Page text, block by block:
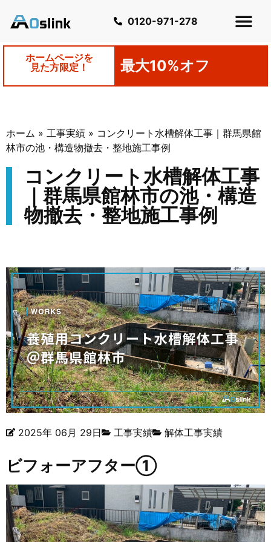
0120-971-278
ホームページを
見た方限定！
最大10%オフ
ホーム » 工事実績 » コンクリート水槽解体工事｜群馬県館
林市の池・構造物撤去・整地施工事例
コンクリート水槽解体工事
｜群馬県館林市の池・構造
物撤去・整地施工事例
2025年 06月 29日 工事実績 解体工事実績
ビフォーアフター①